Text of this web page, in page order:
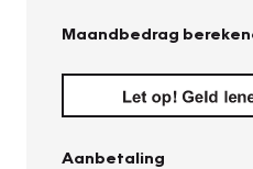
Maandbedrag
Aanbetaling